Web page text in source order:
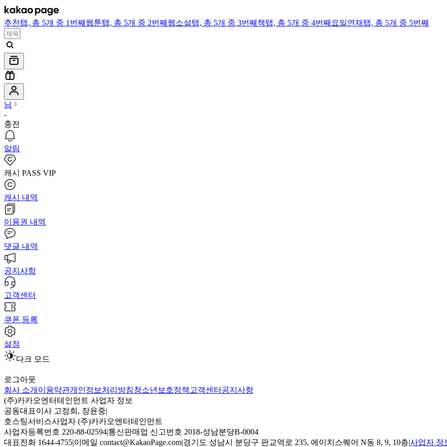
추천 탭, 총 5개 중 1번째 웹툰탭, 총 5개 중 2번째 웹소설탭, 총 5개 중 3번째 책탭, 총 5개 중 4번째 요일연재 탭, 총 5개 중 5번째
님
-
충전
알림
캐시 PASS VIP
캐시 내역
이용권 내역
댓글 내역
공지사항
고객센터
쿠폰 등록
설정
다크 모드
로그아웃
회사 소개 이용약관개인정보처리방침청소년보호정책 고객센터 공지사항
(주)카카오엔터테인먼트 사업자 정보
공동대표이사 고정희, 장윤중|
호스팅서비스사업자 (주)카카오엔터테인먼트
사업자등록번호 220-88-02594|통신판매업 신고번호 2018-성남분당B-0004
대표전화 1644-4755|이메일 contact@KakaoPage.com|경기도 성남시 분당구 판교역로 235, 에이치스퀘어 N동 8, 9, 10층|사업자 정